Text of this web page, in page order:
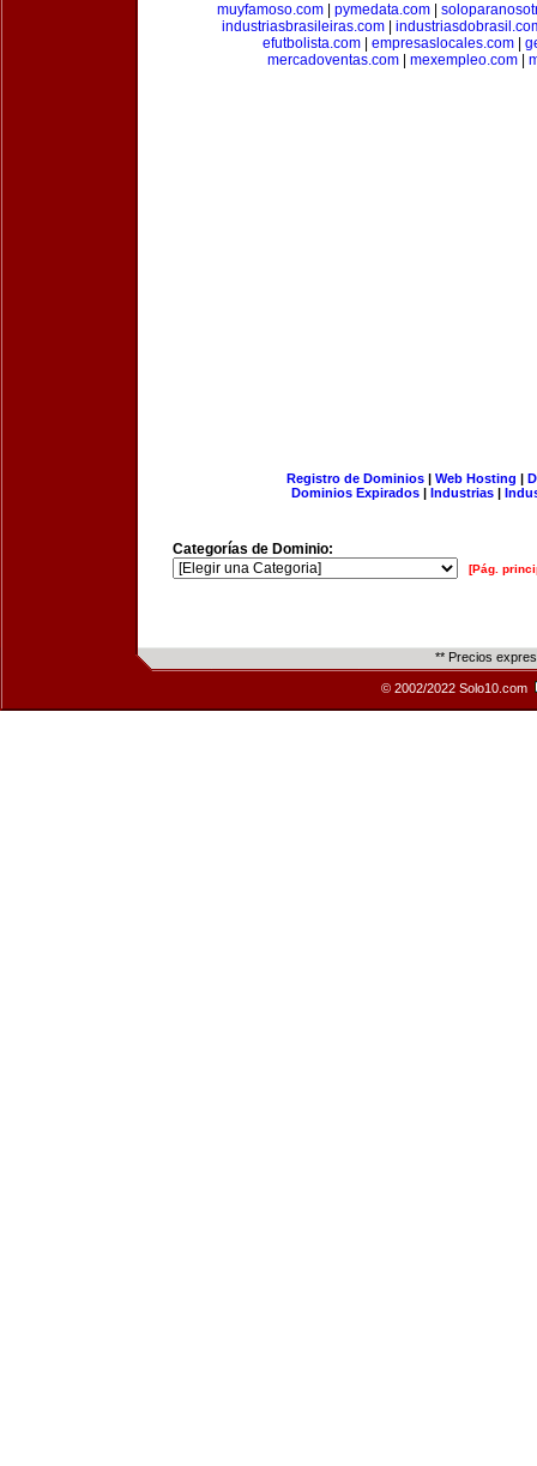
muyfamoso.com
pymedata.com
industriasbrasileiras.com|
efutbolista.com| empresaslocales.com|
mercadoventas.com
mexempleo.com
Registro de Dominios| Web Hosting |
Dominios Expirados | Industrias |
Categorías de Dominio:
[Pág.
** Precios
© 2002/2022 Solo10.com